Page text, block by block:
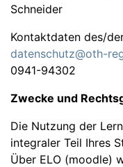
Schneider
Kontaktdaten des/
datenschutz@oth-
0941-94302
Zwecke und
Die Nutzung der
integraler Teil Ihres
Über ELO (moodle)